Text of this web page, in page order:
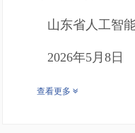
山东省人工智
2026年5月8日
查看更多